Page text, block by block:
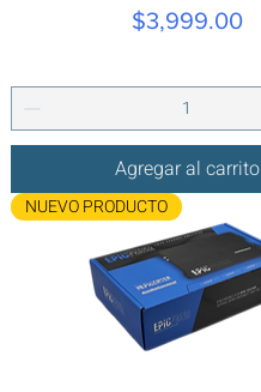
Precio
$3,999.00
Agregar al carrito
NUEVO PRODUCTO